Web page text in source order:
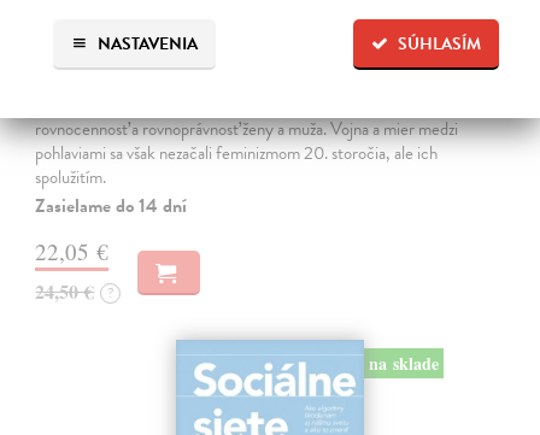
SÚHLASÍM
NASTAVENIA
Trpkejšia ako smrť je žena
rovnocennosť a rovnoprávnosť ženy a muža. Vojna a mier medzi
pohlaviami sa však nezačali feminizmom 20. storočia, ale ich
spolužitím.
Zasielame do 14 dní
22,05 €
24,50 € ?
na sklade